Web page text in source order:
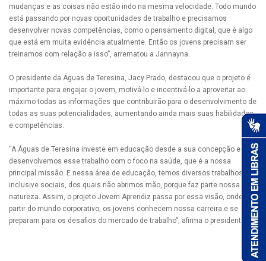
mudanças e as coisas não estão indo na mesma velocidade. Todo mundo
está passando por novas oportunidades de trabalho e precisamos
desenvolver novas competências, como o pensamento digital, que é algo
que está em muita evidência atualmente. Então os jovens precisam ser
treinamos com relação a isso”, arrematou a Jannayna.
O presidente da Águas de Teresina, Jacy Prado, destacou que o projeto é
importante para engajar o jovem, motivá-lo e incentivá-lo a aproveitar ao
máximo todas as informações que contribuirão para o desenvolvimento de
todas as suas potencialidades, aumentando ainda mais suas habilidades
e competências.
“A Águas de Teresina investe em educação desde a sua concepção e
desenvolvemos esse trabalho com o foco na saúde, que é a nossa
principal missão. E nessa área de educação, temos diversos trabalhos,
inclusive sociais, dos quais não abrimos mão, porque faz parte nossa
natureza. Assim, o projeto Jovem Aprendiz passa por essa visão, onde a
partir do mundo corporativo, os jovens conhecem nossa carreira e se
preparam para os desafios do mercado de trabalho”, afirma o presidente.